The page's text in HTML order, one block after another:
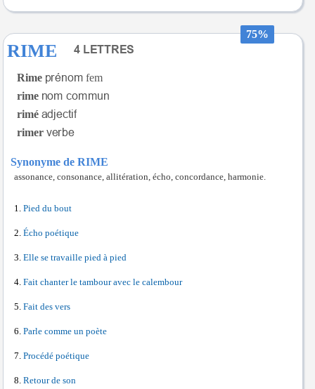
75%
RIME
Rime
fem
rime
rimé
rimer
Synonyme de RIME
assonance, consonance, allitération, écho, concordance, harmonie.
Pied du bout
Écho poétique
Elle se travaille pied à pied
Fait chanter le tambour avec le calembour
Fait des vers
Parle comme un poète
Procédé poétique
Retour de son